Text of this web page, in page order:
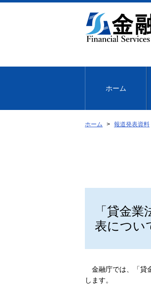
文
移
ホーム
ホーム 報道発表資料
「貸金
表につい
金融庁では、「貸
します。